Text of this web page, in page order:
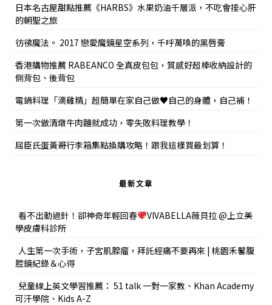
日本名古屋甜點推薦《HARBS》水果奶油千層派，不吃會捶心肝
的朝聖之旅
彷彿魔法。 2017 戀愛魔鏡星空系列，千呼萬喚的黑唇膏
香港購物推薦 RABEANCO 全真皮包包，質感好超棒收納設計的
側背包、後背包
電鍋料理「滴雞精」超簡單在家自己做♥自己的身體，自己補！
第一次做清燉牛肉麵就成功，零失敗料理教學！
屈臣氏蛋黃哥行李箱集點換購攻略！跟我這樣買最划算！
最新文章
看不出動過針！卻神奇年輕回春
VIVABELLA薇貝拉 @上立美
學皮膚科診所
人生第一次手術，子宮肌腺瘤，拜託經痛不要再來 | 桃園禾馨腹
腔鏡紀錄＆心得
兒童線上英文學習推薦： 51 talk 一對一家教、Khan Academy
可汗學院、Kids A-Z